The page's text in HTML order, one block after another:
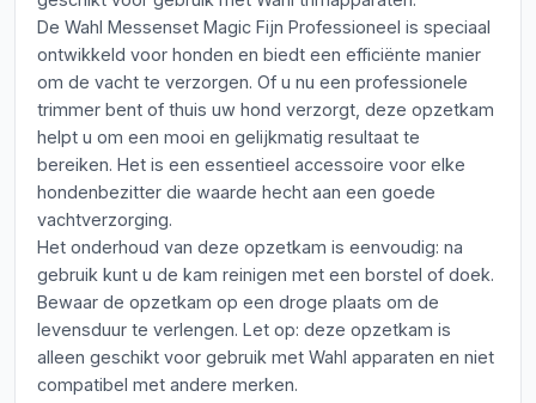
De Wahl Messenset Magic Fijn Professioneel is speciaal
ontwikkeld voor honden en biedt een efficiënte manier
om de vacht te verzorgen. Of u nu een professionele
trimmer bent of thuis uw hond verzorgt, deze opzetkam
helpt u om een mooi en gelijkmatig resultaat te
bereiken. Het is een essentieel accessoire voor elke
hondenbezitter die waarde hecht aan een goede
vachtverzorging.
Het onderhoud van deze opzetkam is eenvoudig: na
gebruik kunt u de kam reinigen met een borstel of doek.
Bewaar de opzetkam op een droge plaats om de
levensduur te verlengen. Let op: deze opzetkam is
alleen geschikt voor gebruik met Wahl apparaten en niet
compatibel met andere merken.